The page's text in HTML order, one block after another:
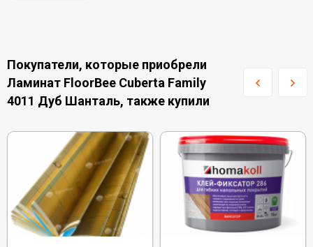
Покупатели, которые приобрели
Ламинат FloorBee Cuberta Family
4011 Дуб Шанталь, также купили